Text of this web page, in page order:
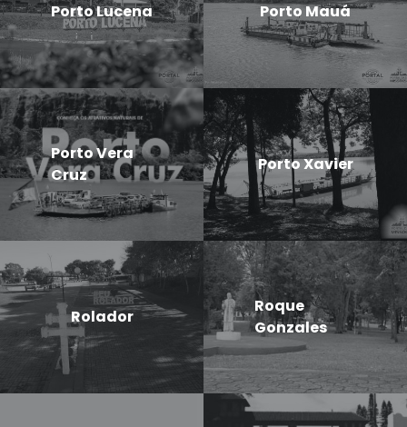
Porto Lucena Porto Mauá
Porto Vera
Cruz
Porto Xavier
Rolador
Roque
Gonzales